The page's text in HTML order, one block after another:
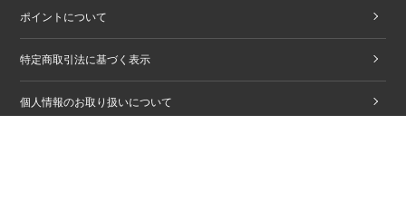
ポイントについて
特定商取引法に基づく表示
個人情報のお取り扱いについて